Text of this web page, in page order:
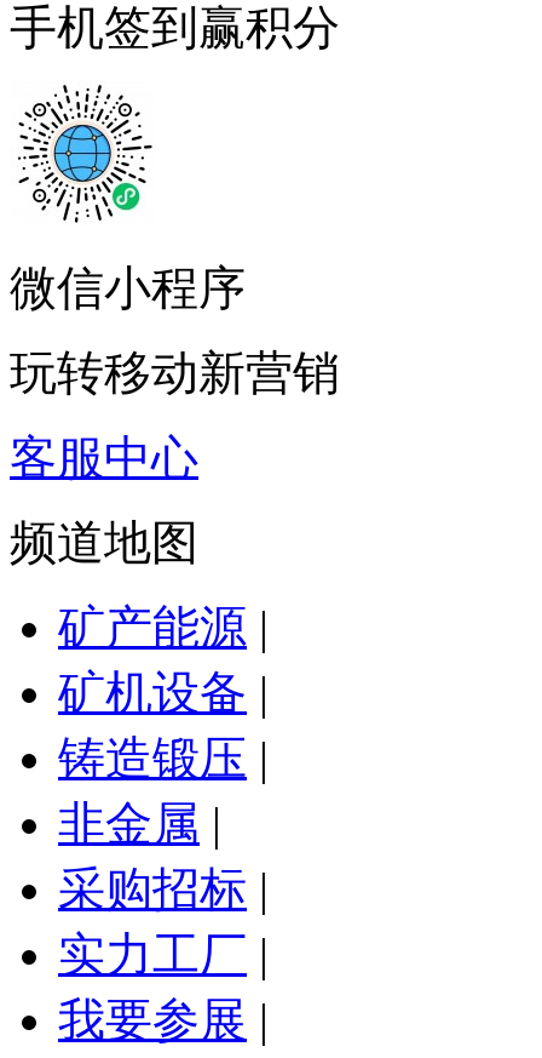
手机签到赢积分
微信小程序
玩转移动新营销
客服中心
频道地图
矿产能源 |
矿机设备 |
铸造锻压 |
非金属 |
采购招标 |
实力工厂 |
我要参展 |